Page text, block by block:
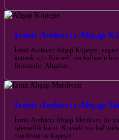
İzmit Ambarcı Ahşap
İzmit Ambarcı Ahşap Küpeşte,
katmak için Kocaeli’nin kalbinde
firmasıdır. Ahşabın…
İzmit Ambarcı Ahşap
İzmit Ambarcı Ahşap Merdiven ile
işlevsellik katın. Kocaeli’nin
merdiven ve küpeşte…